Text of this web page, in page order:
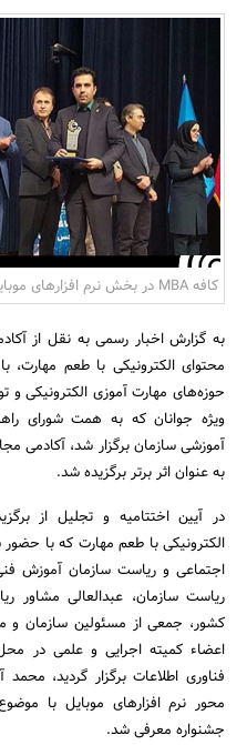
کافه MBA در بخش نرم افزارهای موبایل به عنوان اثر برتر برگزیده شد
به گزارش اخبار رسمی به نقل از
محتوای الکترونیکی با طعم
حوزه‌های مهارت آموزی الکترونیکی و
ویژه جوانان که به همت شورای
آموزشی سازمان برگزار شد، آکادمی
به عنوان اثر برتر برگزیده شد.
در آیین اختتامیه و تجلیل از
الکترونیکی با طعم مهارت که با حضور
اجتماعی و ریاست سازمان آموزش
ریاست سازمان، عبدالعالی
کشور، جمعی از مسئولین سازمان و
اعضاء کمیته اجرایی و علمی در
فناوری اطلاعات برگزار گردید،
جشنواره معرفی شد.